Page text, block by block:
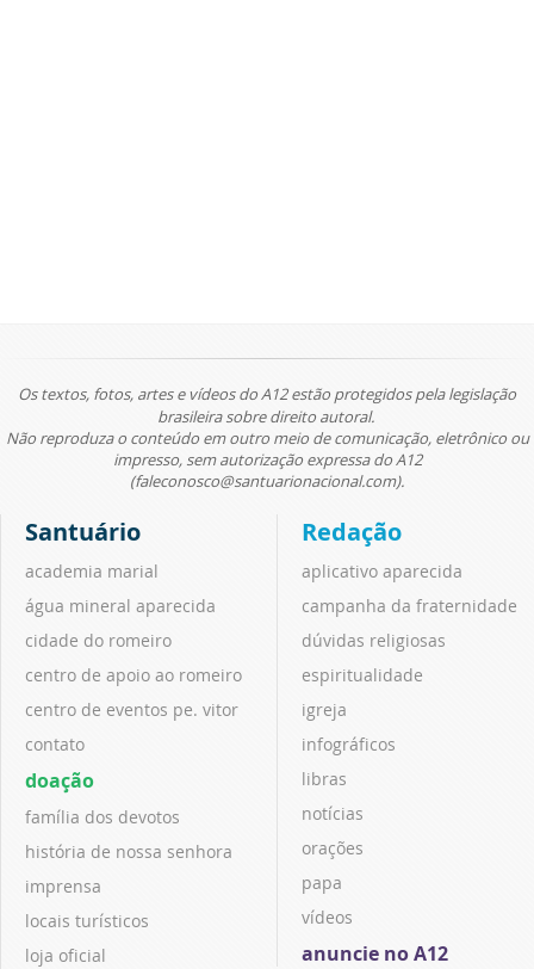
Os textos, fotos, artes e vídeos do A12 estão protegidos pela legislação
brasileira sobre direito autoral.
Não reproduza o conteúdo em outro meio de comunicação, eletrônico ou
impresso, sem autorização expressa do A12
(faleconosco@santuarionacional.com).
Santuário
academia marial
água mineral aparecida
cidade do romeiro
centro de apoio ao romeiro
centro de eventos pe. vitor
contato
doação
família dos devotos
história de nossa senhora
imprensa
locais turísticos
loja oficial
Redação
aplicativo aparecida
campanha da fraternidade
dúvidas religiosas
espiritualidade
igreja
infográficos
libras
notícias
orações
papa
vídeos
anuncie no A12